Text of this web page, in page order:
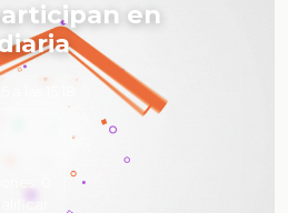
en
las 15:18